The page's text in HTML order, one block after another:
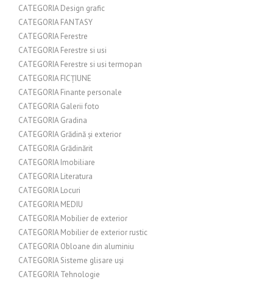
CATEGORIA Design grafic
CATEGORIA FANTASY
CATEGORIA Ferestre
CATEGORIA Ferestre si usi
CATEGORIA Ferestre si usi termopan
CATEGORIA FICȚIUNE
CATEGORIA Finante personale
CATEGORIA Galerii foto
CATEGORIA Gradina
CATEGORIA Grădină și exterior
CATEGORIA Grădinărit
CATEGORIA Imobiliare
CATEGORIA Literatura
CATEGORIA Locuri
CATEGORIA MEDIU
CATEGORIA Mobilier de exterior
CATEGORIA Mobilier de exterior rustic
CATEGORIA Obloane din aluminiu
CATEGORIA Sisteme glisare uși
CATEGORIA Tehnologie